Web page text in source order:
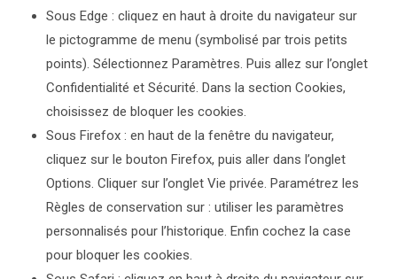
Sous Edge : cliquez en haut à droite du navigateur sur
le pictogramme de menu (symbolisé par trois petits
points). Sélectionnez Paramètres. Puis allez sur l’onglet
Confidentialité et Sécurité. Dans la section Cookies,
choisissez de bloquer les cookies.
Sous Firefox : en haut de la fenêtre du navigateur,
cliquez sur le bouton Firefox, puis aller dans l’onglet
Options. Cliquer sur l’onglet Vie privée. Paramétrez les
Règles de conservation sur : utiliser les paramètres
personnalisés pour l’historique. Enfin cochez la case
pour bloquer les cookies.